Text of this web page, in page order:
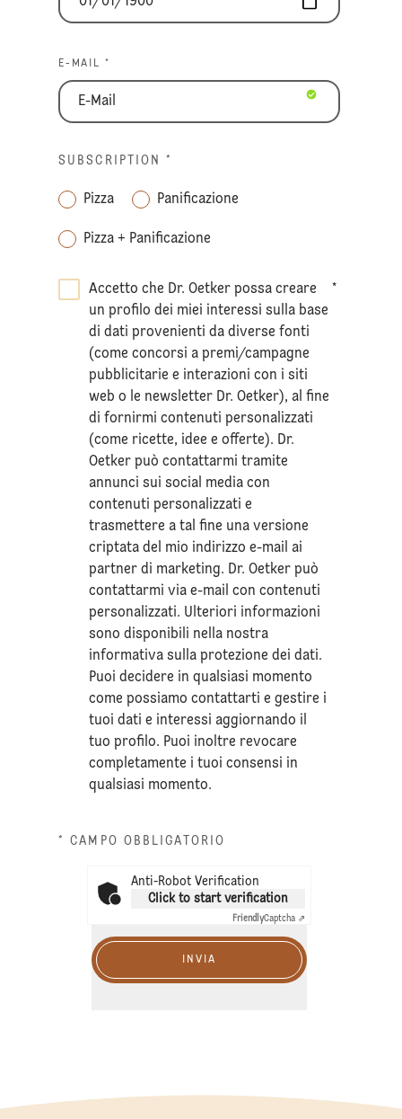
E-MAIL *
SUBSCRIPTION *
Pizza Panificazione
Pizza + Panificazione
Accetto che Dr. Oetker possa creare
un profilo dei miei interessi sulla base
di dati provenienti da diverse fonti
(come concorsi a premi/campagne
pubblicitarie e interazioni con i siti
web o le newsletter Dr. Oetker), al fine
di fornirmi contenuti personalizzati
(come ricette, idee e offerte). Dr.
Oetker può contattarmi tramite
annunci sui social media con
contenuti personalizzati e
trasmettere a tal fine una versione
criptata del mio indirizzo e-mail ai
partner di marketing. Dr. Oetker può
contattarmi via e-mail con contenuti
personalizzati. Ulteriori informazioni
sono disponibili nella nostra
informativa sullaprotezione dei dati.
Puoi decidere in qualsiasi momento
come possiamo contattarti e gestire i
tuoi dati e interessi aggiornando il
tuo profilo. Puoi inoltre revocare
completamente i tuoi consensi in
qualsiasi momento.
*
* CAMPO OBBLIGATORIO
Anti-Robot Verification
Click to start verification
FriendlyCaptcha ⇗
INVIA